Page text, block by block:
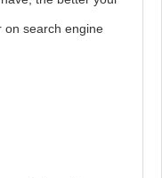
on search engine